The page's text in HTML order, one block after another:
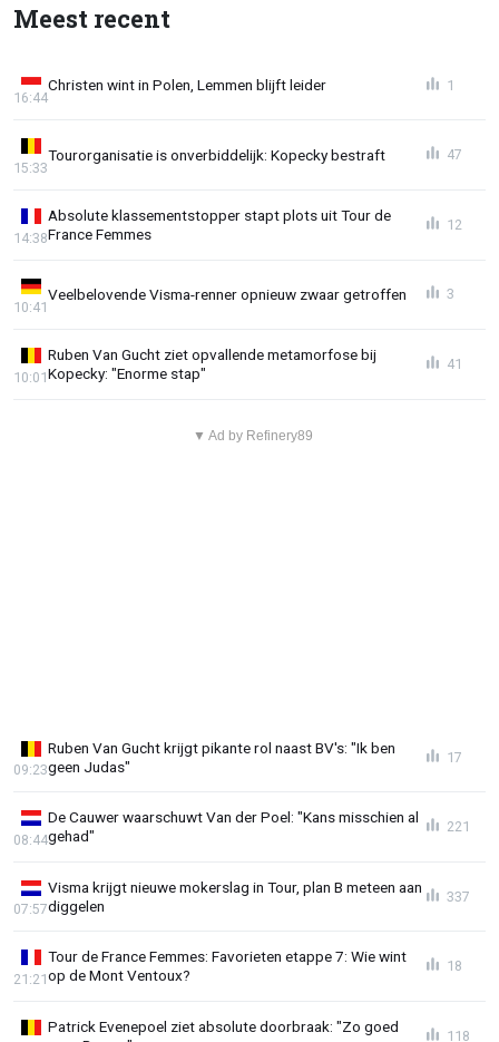
Meest recent
Christen wint in Polen, Lemmen blijft leider
16:44
1
Tourorganisatie is onverbiddelijk: Kopecky bestraft
15:33
47
Absolute klassementstopper stapt plots uit Tour de
France Femmes
14:38
12
Veelbelovende Visma-renner opnieuw zwaar getroffen
10:41
3
Ruben Van Gucht ziet opvallende metamorfose bij
Kopecky: "Enorme stap"
10:01
41
▼ Ad by Refinery89
Ruben Van Gucht krijgt pikante rol naast BV's: "Ik ben
geen Judas"
09:23
17
De Cauwer waarschuwt Van der Poel: "Kans misschien al
gehad"
08:44
221
Visma krijgt nieuwe mokerslag in Tour, plan B meteen aan
diggelen
07:57
337
Tour de France Femmes: Favorieten etappe 7: Wie wint
op de Mont Ventoux?
21:21
18
Patrick Evenepoel ziet absolute doorbraak: "Zo goed
118